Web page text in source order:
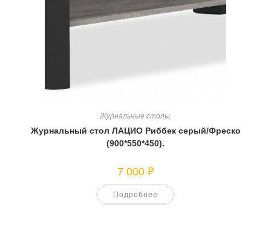
Журнальные столы.
Журнальный стол ЛАЦИО Риббек серый/Фреско
(900*550*450).
7 000 ₽
Подробнее